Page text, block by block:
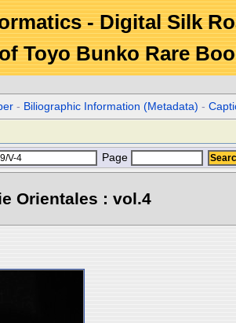
- Digital Silk
Toyo Bunko Rare
- Biliographic Information (Metadata) -
Page
Orientales : vol.4